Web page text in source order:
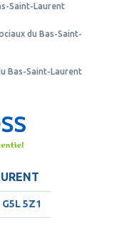
Saint-Laurent
du Bas-Saint-
Bas-Saint-Laurent
G5L 5Z1